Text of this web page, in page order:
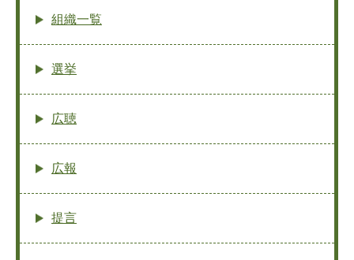
組織一覧
選挙
広聴
広報
提言